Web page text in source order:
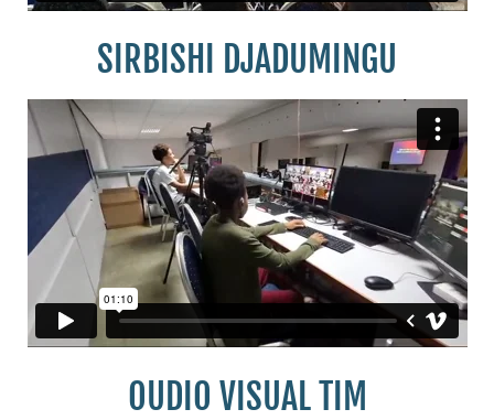
SIRBISHI DJADUMINGU
OUDIO VISUAL TIM